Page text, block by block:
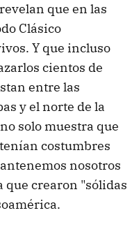
que en las
Clásico
Y que incluso
cientos de
entre las
y el norte de la
solo muestra que
costumbres
nosotros
crearon "sólidas